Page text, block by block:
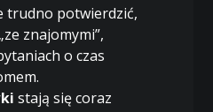
trudno potwierdzić,
znajomymi”,
o czas
stają się coraz